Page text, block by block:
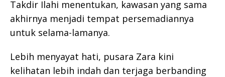
Takdir Ilahi menentukan, kawasan yang sama
akhirnya menjadi tempat persemadiannya
untuk selama-lamanya.
Lebih menyayat hati, pusara Zara kini
kelihatan lebih indah dan terjaga berbanding